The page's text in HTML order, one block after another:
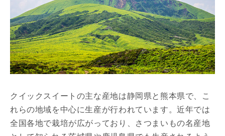
クイックスイートの主な産地は静岡県と熊本県で、こ
れらの地域を中心に生産が行われています。近年では
全国各地で栽培が広がっており、さつまいもの名産地